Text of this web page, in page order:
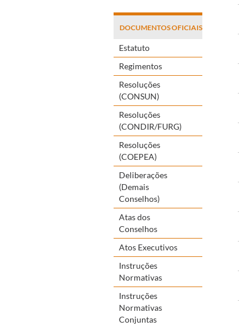
DOCUMENTOS OFICIAIS
Estatuto
Regimentos
Resoluções
(CONSUN)
Resoluções
(CONDIR/FURG)
Resoluções
(COEPEA)
Deliberações
(Demais
Conselhos)
Atas dos
Conselhos
Atos Executivos
Instruções
Normativas
Instruções
Normativas
Conjuntas